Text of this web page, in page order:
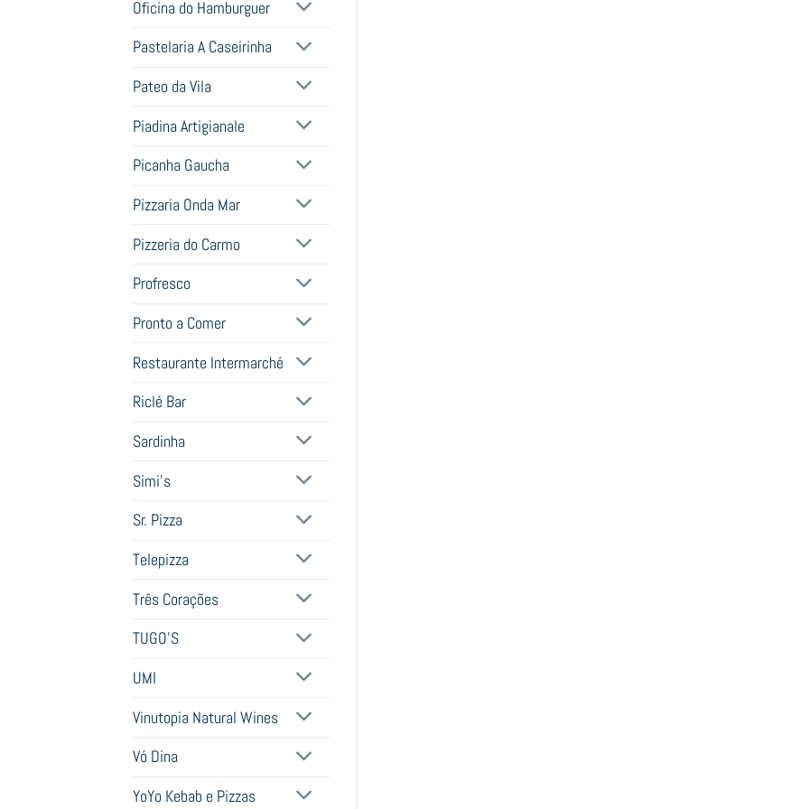
Oficina do Hamburguer
Pastelaria A Caseirinha
Pateo da Vila
Piadina Artigianale
Picanha Gaucha
Pizzaria Onda Mar
Pizzeria do Carmo
Profresco
Pronto a Comer
Restaurante Intermarché
Riclé Bar
Sardinha
Simi's
Sr. Pizza
Telepizza
Três Corações
TUGO'S
UMI
Vinutopia Natural Wines
Vó Dina
YoYo Kebab e Pizzas